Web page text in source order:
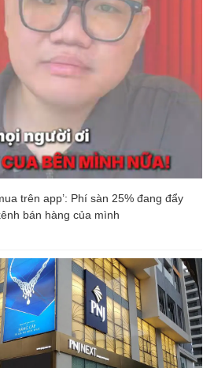
trên app’: Phí sàn 25% đang đẩy
bán hàng của mình